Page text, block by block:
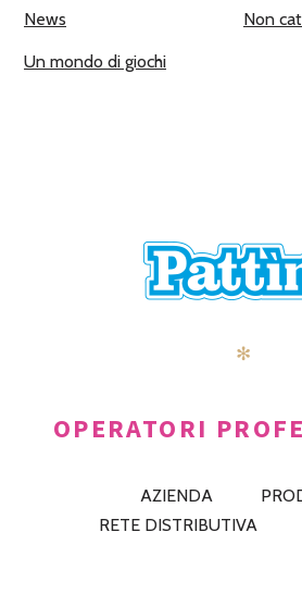
News Non
Un mondo di giochi
✻
OPERATORI
AZIENDA
RETE DISTRIBUTIVA